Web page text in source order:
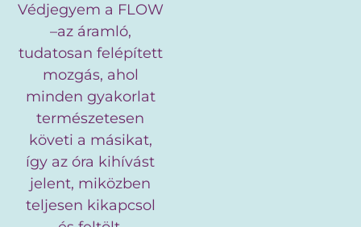
Védjegyem a FLOW
–az áramló,
tudatosan felépített
mozgás, ahol
minden gyakorlat
természetesen
követi a másikat,
így az óra kihívást
jelent, miközben
teljesen kikapcsol